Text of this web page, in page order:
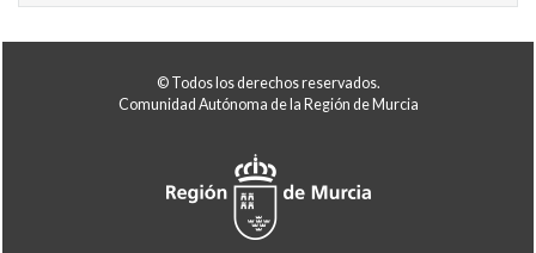
© Todos los derechos reservados.
Comunidad Autónoma de la Región de Murcia